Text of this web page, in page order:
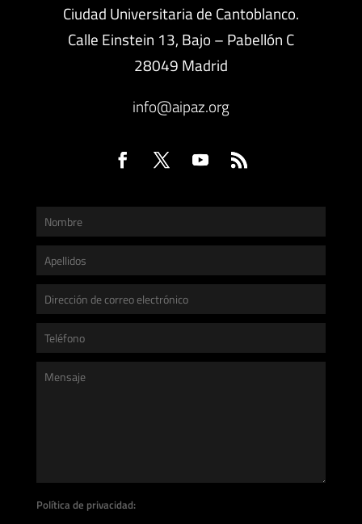
Ciudad Universitaria de Cantoblanco.
Calle Einstein 13, Bajo – Pabellón C
28049 Madrid
info@aipaz.org
Política de privacidad: